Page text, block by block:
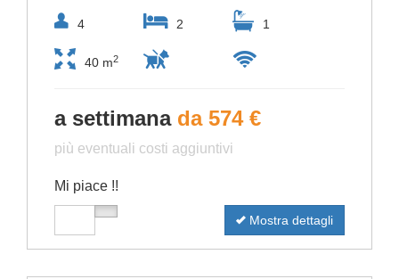
4 2 1
40 m2
a settimana da 574 €
più eventuali costi aggiuntivi
Mi piace !!
Mostra dettagli